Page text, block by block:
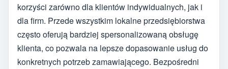
korzyści zarówno dla klientów indywidualnych, jak i
dla firm. Przede wszystkim lokalne przedsiębiorstwa
często oferują bardziej spersonalizowaną obsługę
klienta, co pozwala na lepsze dopasowanie usług do
konkretnych potrzeb zamawiającego. Bezpośredni